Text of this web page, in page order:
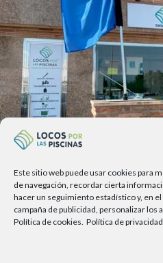
Este sitio web puede usar cookies para
de navegación, recordar cierta
hacer un seguimiento estadístico y, en el
campaña de publicidad, personalizar los
Política de cookies. Política de
Av. del Sol, 2, local 6,
29740 Torre del Mar, Málaga
Lunes a viernes